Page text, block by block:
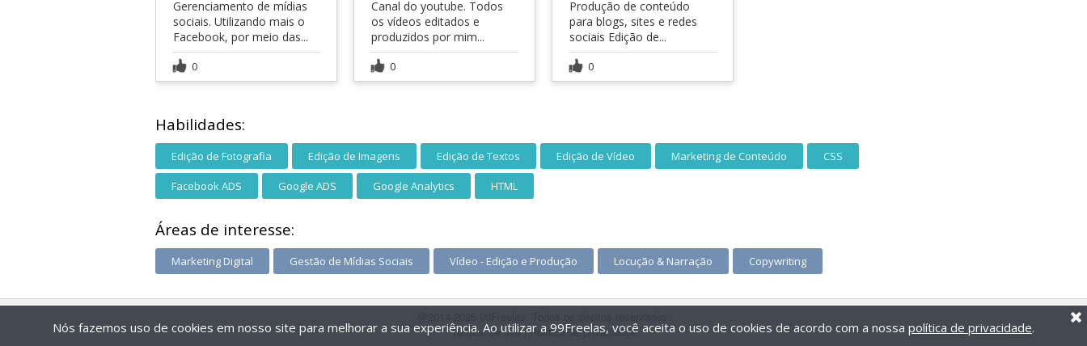
Gerenciamento de mídias
sociais. Utilizando mais o
Facebook, por meio das...
0
Canal do youtube. Todos
os vídeos editados e
produzidos por mim...
0
Produção de conteúdo
para blogs, sites e redes
sociais Edição de...
0
Habilidades:
Edição de Fotografia Edição de Imagens Edição de Textos Edição de Vídeo Marketing de Conteúdo CSS
Facebook ADS Google ADS Google Analytics HTML
Áreas de interesse:
Marketing Digital Gestão de Mídias Sociais Vídeo - Edição e Produção Locução & Narração Copywriting
Termos de uso|Política de privacidade
Nós fazemos uso de cookies em nosso site para melhorar a sua experiência. Ao utilizar a 99Freelas, você aceita o uso de cookies de acordo com a nossa política de privacidade.